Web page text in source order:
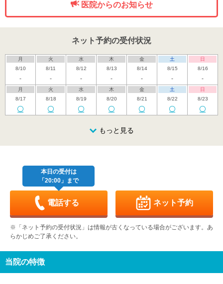
医院からのお知らせ
ネット予約の受付状況
月
8/10
-
火
8/11
-
水
8/12
-
木
8/13
-
金
8/14
-
土
8/15
-
日
8/16
-
月
8/17
火
8/18
水
8/19
木
8/20
金
8/21
土
8/22
日
8/23
8/27
9/7
火
9/8
水
9/9
9/10
9/11
9/12
9/13
金
月
9/21
火
9/22
9/23
9/24
9/25
9/26
9/27
もっと見る
本日の受付は
「20:00」まで
電話する ネット予約
※「ネット予約の受付状況」は情報が古くなっている場合がございます。あ
らかじめご了承ください。
当院の特徴